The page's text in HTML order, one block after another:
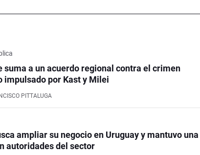
suma a un acuerdo regional contra el crimen
impulsado por Kast y Milei
PITTALUGA
ampliar su negocio en Uruguay y mantuvo una
autoridades del sector